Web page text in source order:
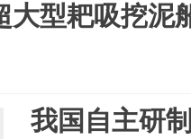
大型耙吸挖泥
我国自主研